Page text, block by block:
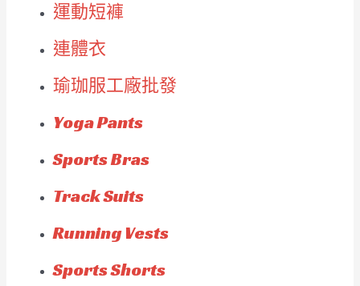
運動短褲
連體衣
瑜珈服工廠批發
Yoga Pants
Sports Bras
Track Suits
Running Vests
Sports Shorts